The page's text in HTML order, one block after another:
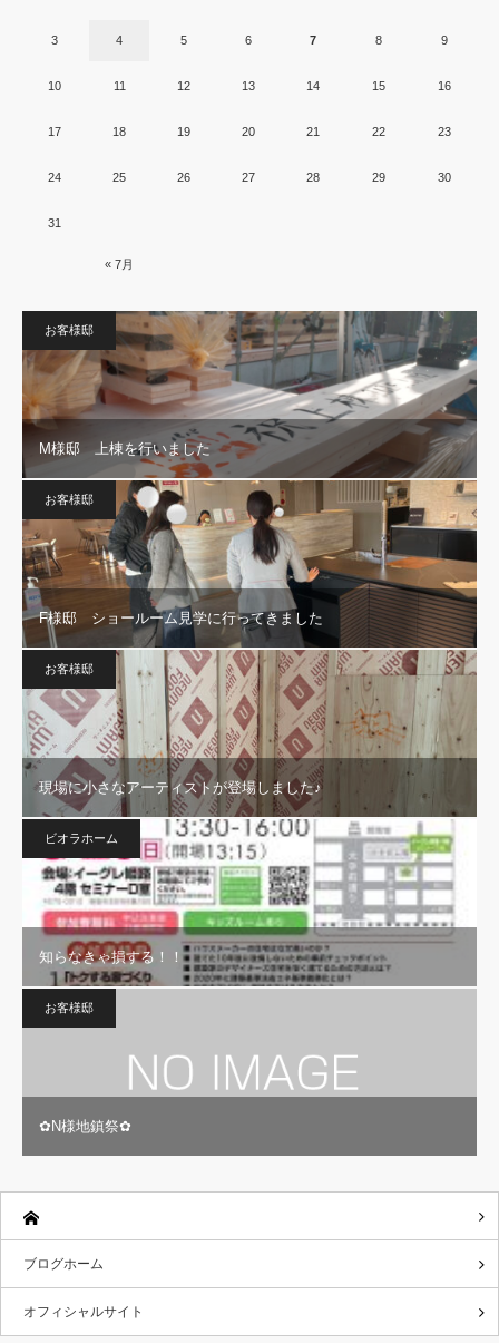
« 7月
3 4 5 6 7 8 9
10 11 12 13 14 15 16
17 18 19 20 21 22 23
24 25 26 27 28 29 30
31
お客様邸
M様邸 上棟を行いました
お客様邸
F様邸 ショールーム見学に行ってきました
お客様邸
現場に小さなアーティストが登場しました♪
ビオラホーム
知らなきゃ損する！！
お客様邸
✿N様地鎮祭✿
ブログホーム
オフィシャルサイト